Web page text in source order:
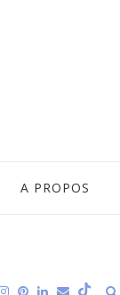
A PROPOS